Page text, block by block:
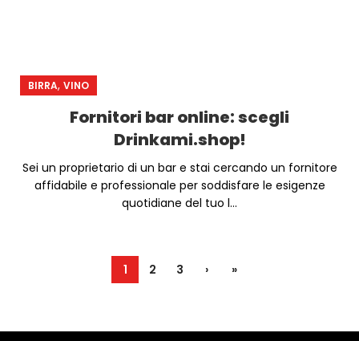
BIRRA, VINO
Fornitori bar online: scegli
Drinkami.shop!
Sei un proprietario di un bar e stai cercando un fornitore
affidabile e professionale per soddisfare le esigenze
quotidiane del tuo l...
1 2 3 › »